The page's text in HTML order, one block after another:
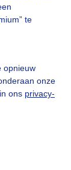
te
opnieuw
onze
ons privacy-